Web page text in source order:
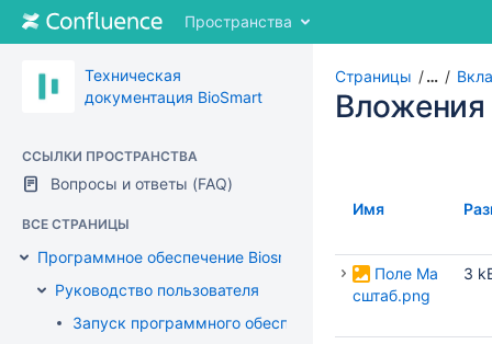
Перейти
Перейти
Перейти
заголовка
Перейти
меню
Пространства
Техническая
документация BioSmart
ССЫЛКИ ПРОСТРАНСТВА
Вопросы и ответы (FAQ)
ВСЕ СТРАНИЦЫ
Программное обеспечение Biosmart-Studio
Руководство пользователя
Запуск программного обеспечения
Страницы …
Вложения
Имя
Поле Ма
сштаб.png
3